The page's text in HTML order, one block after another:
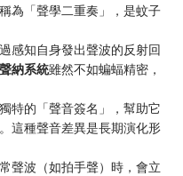
為「聲學二重奏」，是蚊子
感知自身發出聲波的反射回
納系統​​雖然不如蝙蝠精密，
特的「聲音簽名」，幫助它
這種聲音差異是長期演化形
聲波（如拍手聲）時，會立